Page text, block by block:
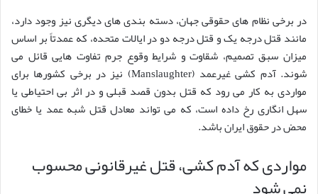
در برخی نظام های حقوقی جهان، دسته بندی های دیگری نیز وجود دارد،
مانند قتل درجه یک و قتل درجه دو در ایالات متحده، که عمدتاً بر اساس
میزان سبق تصمیم، شقاوت و شرایط وقوع جرم تفاوت هایی قائل می
شوند. آدم کشی غیرعمد (Manslaughter) نیز در برخی کشورها برای
مواردی به کار می رود که قتل بدون قصد قبلی و در اثر بی احتیاطی یا
سهل انگاری رخ داده است، که می تواند معادل قتل شبه عمد یا خطای
محض در حقوق ایران باشد.
مواردی که آدم کشی، قتل غیرقانونی محسوب